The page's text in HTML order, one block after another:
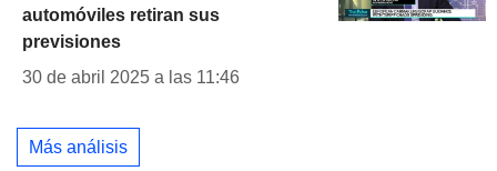
automóviles retiran sus
previsiones
30 de abril 2025 a las 11:46
Más análisis